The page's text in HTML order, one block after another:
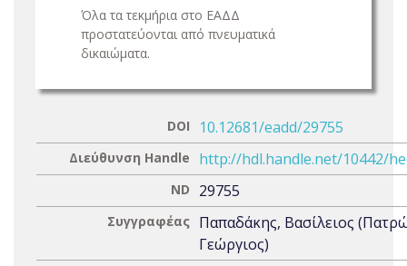
Όλα τα τεκμήρια στο ΕΑΔΔ
προστατεύονται από πνευματικά
δικαιώματα.
DOI 10.12681/eadd/29755
Διεύθυνση Handle http://hdl.handle.net/10442/
ND 29755
Συγγραφέας Παπαδάκης, Βασίλειος
Γεώργιος)